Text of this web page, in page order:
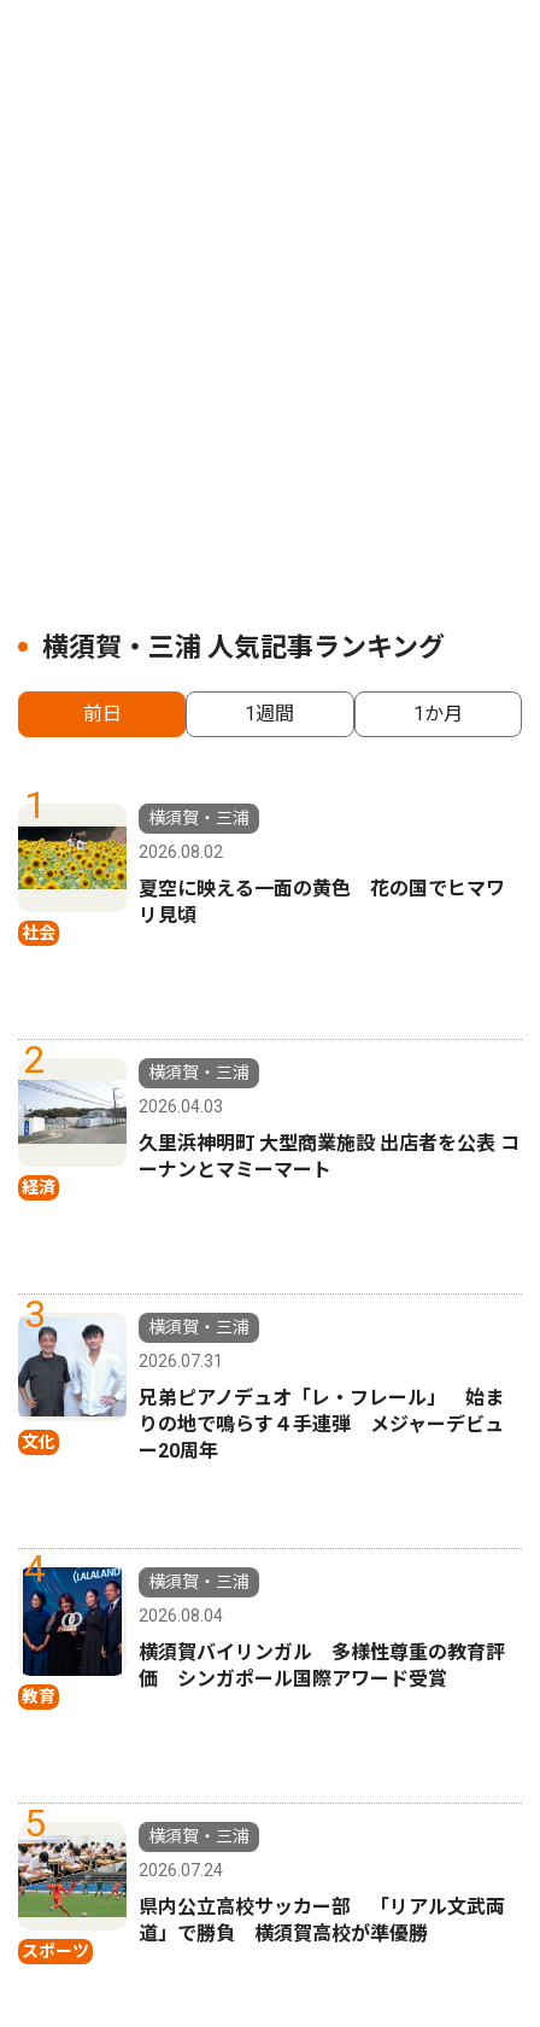
横須賀・三浦 人気記事ランキング
前日 1週間 1か月
1
社会
横須賀・三浦
2026.08.02
夏空に映える一面の黄色 花の国でヒマワ
リ見頃
2
経済
横須賀・三浦
2026.04.03
久里浜神明町 大型商業施設 出店者を公表 コ
ーナンとマミーマート
3
文化
横須賀・三浦
2026.07.31
兄弟ピアノデュオ「レ・フレール」 始ま
りの地で鳴らす４手連弾 メジャーデビュ
ー20周年
4
教育
横須賀・三浦
2026.08.04
横須賀バイリンガル 多様性尊重の教育評
価 シンガポール国際アワード受賞
5
スポーツ
横須賀・三浦
2026.07.24
県内公立高校サッカー部 「リアル文武両
道」で勝負 横須賀高校が準優勝